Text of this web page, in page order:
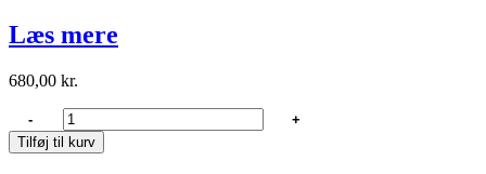
Læs mere
680,00 kr.
Lewmar
Skena
2
-
+
Tilføj til kurv